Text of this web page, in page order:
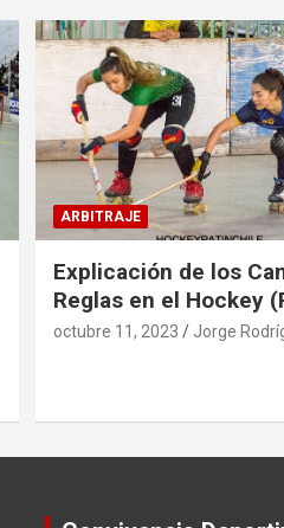
ARBITRAJE
Explicación de los
Reglas en el Hockey
octubre 11, 2023 Jorge